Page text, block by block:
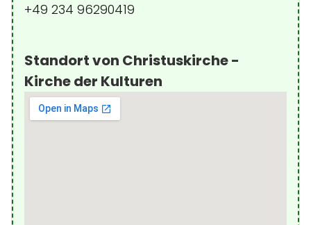
+49 234 96290419
Standort von Christuskirche -
Kirche der Kulturen